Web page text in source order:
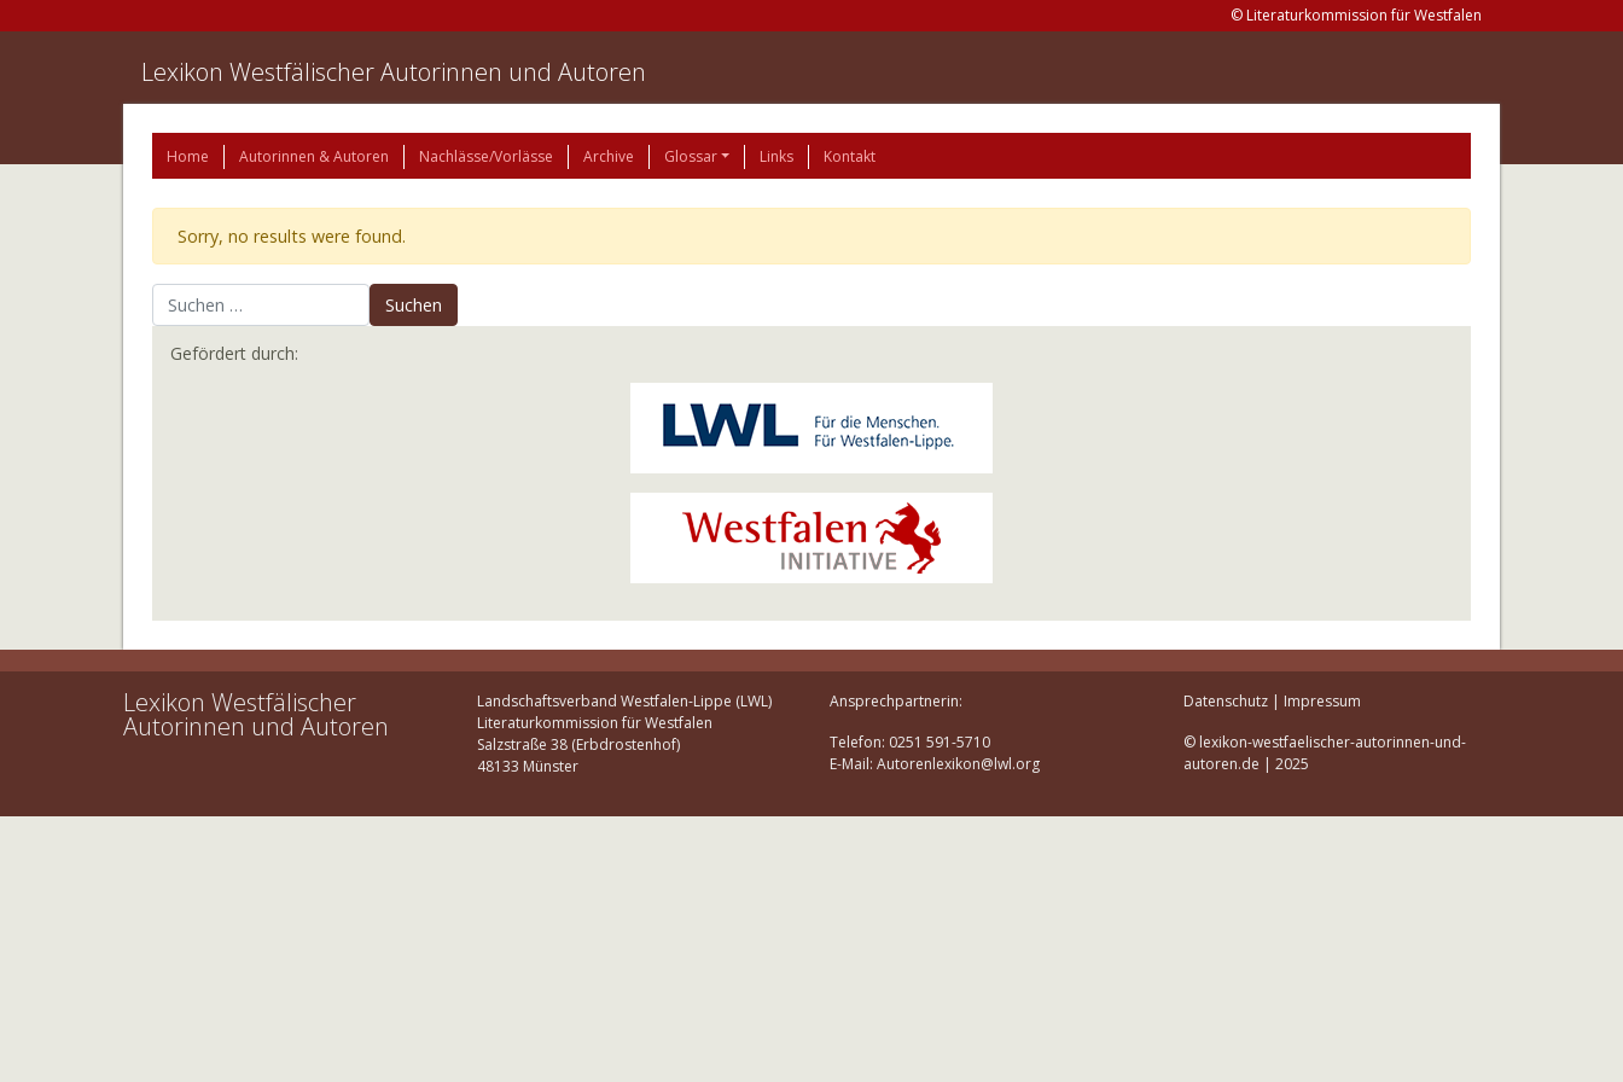
© Literaturkommission für Westfalen
Lexikon Westfälischer Autorinnen und Autoren
Home Autorinnen & Autoren Nachlässe/Vorlässe Archive Glossar Links Kontakt
Sorry, no results were found.
Gefördert durch:
Lexikon Westfälischer
Autorinnen und Autoren
Landschaftsverband Westfalen-Lippe (LWL)
Literaturkommission für Westfalen
Salzstraße 38 (Erbdrostenhof)
48133 Münster
Ansprechpartnerin:
Telefon: 0251 591-5710
E-Mail: Autorenlexikon@lwl.org
Datenschutz| Impressum
© lexikon-westfaelischer-autorinnen-und-
autoren.de | 2025